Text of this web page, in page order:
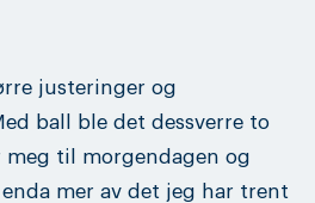
justeringer og
ball ble det dessverre to
meg til morgendagen og
mer av det jeg har trent